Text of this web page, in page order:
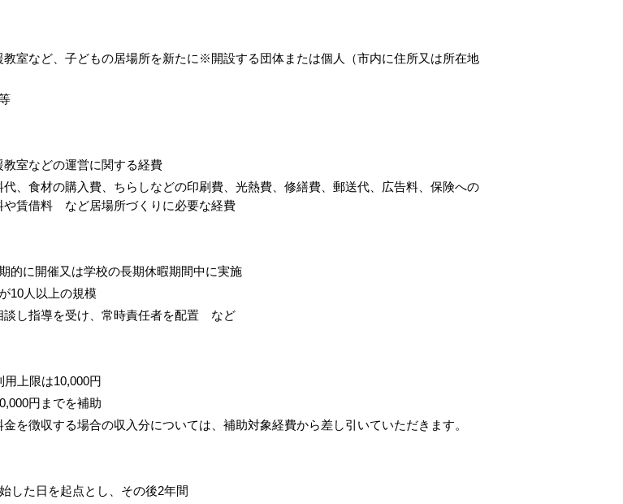
教室など、子どもの居場所を新たに※開設する団体または個人（市内に住所又は所在地
室などの運営に関する経費
、食材の購入費、ちらしなどの印刷費、光熱費、修繕費、郵送代、広告料、保険への
や賃借料 など居場所づくりに必要な経費
的に開催又は学校の長期休暇期間中に実施
10人以上の規模
談し指導を受け、常時責任者を配置 など
用上限は10,000円
円までを補助
を徴収する場合の収入分については、補助対象経費から差し引いていただきます。
した日を起点とし、その後2年間